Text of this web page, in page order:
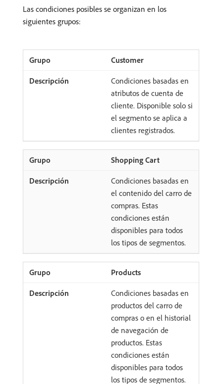
Las condiciones posibles se organizan en los
siguientes grupos:
Customer
Condiciones basadas en
atributos de cuenta de
cliente. Disponible solo si
el segmento se aplica a
clientes registrados.
Shopping Cart
Condiciones basadas en
el contenido del carro de
compras. Estas
condiciones están
disponibles para todos
los tipos de segmentos.
Products
Condiciones basadas en
productos del carro de
compras o en el historial
de navegación de
productos. Estas
condiciones están
disponibles para todos
los tipos de segmentos.